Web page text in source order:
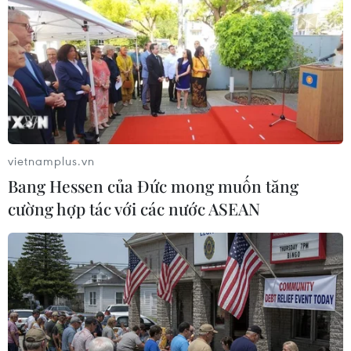
TIN LIÊN QUAN
Đức cảnh báo chủ nghĩa bài Do Thái sau
vietnamplus.vn
Bang Hessen của Đức mong muốn tăng
cường hợp tác với các nước ASEAN